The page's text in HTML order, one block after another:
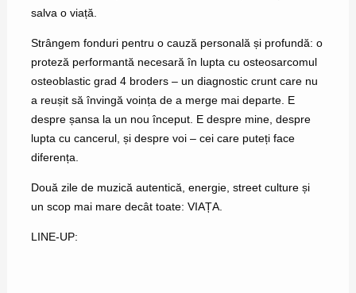
salva o viață.
Strângem fonduri pentru o cauză personală și profundă: o
proteză performantă necesară în lupta cu osteosarcomul
osteoblastic grad 4 broders – un diagnostic crunt care nu
a reușit să învingă voința de a merge mai departe. E
despre șansa la un nou început. E despre mine, despre
lupta cu cancerul, și despre voi – cei care puteți face
diferența.
Două zile de muzică autentică, energie, street culture și
un scop mai mare decât toate: VIAȚA.
LINE-UP: